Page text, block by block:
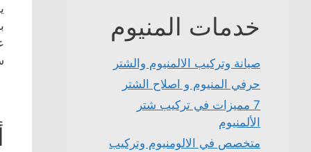
خدمات المنيوم
صيانة وتركيب الالمنيوم والشتر
حرفي المنيوم و اصلاح الشتر
7 مميزات في تركيب شتر
الألمنيوم
متخصص في الالومنيوم وتركيب